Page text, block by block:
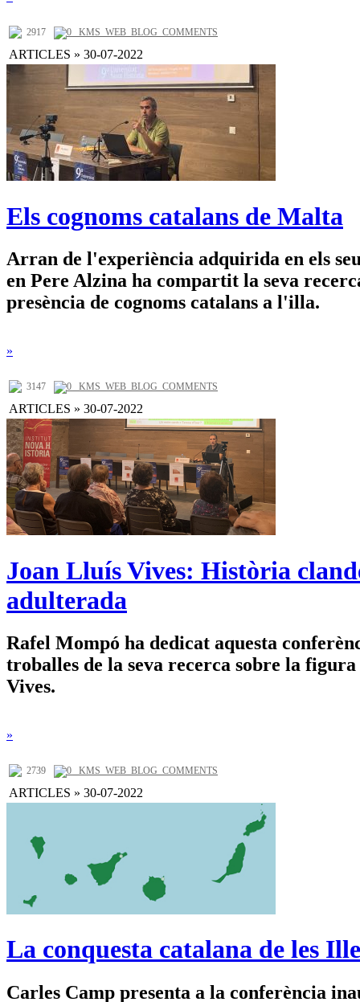
2917 0 _KMS_WEB_BLOG_COMMENTS
ARTICLES » 30-07-2022
Els cognoms catalans de Malta
Arran de l'experiència adquirida en els
en Pere Alzina ha compartit la seva
presència de cognoms catalans a l'illa.
»
3147 0 _KMS_WEB_BLOG_COMMENTS
ARTICLES » 30-07-2022
Joan Lluís Vives: Història
adulterada
Rafel Mompó ha dedicat aquesta
troballes de la seva recerca sobre la
Vives.
»
2739 0 _KMS_WEB_BLOG_COMMENTS
ARTICLES » 30-07-2022
La conquesta catalana de les
Carles Camp presenta a la conferència